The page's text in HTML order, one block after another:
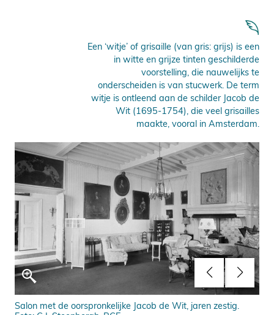
Een ‘witje’ of grisaille (van gris: grijs) is een
in witte en grijze tinten geschilderde
voorstelling, die nauwelijks te
onderscheiden is van stucwerk. De term
witje is ontleend aan de schilder Jacob de
Wit (1695-1754), die veel grisailles
maakte, vooral in Amsterdam.
Salon met de oorspronkelijke Jacob de Wit, jaren zestig.